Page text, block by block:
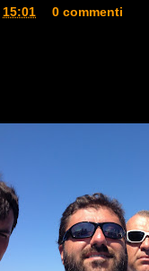
15:01 0 commenti